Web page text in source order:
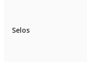
Selos